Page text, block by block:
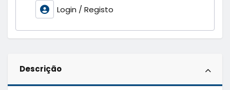
Login / Registo
Descrição